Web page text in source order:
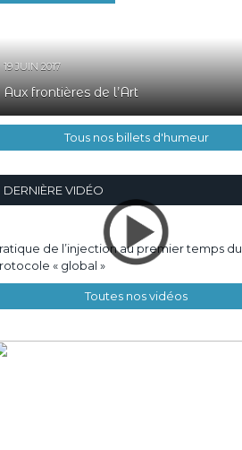
19 JUIN 2017
Aux frontières de l’Art
Tous nos billets d'humeur
DERNIÈRE VIDÉO
de l’injection au premier temps du
« global »
Toutes nos vidéos